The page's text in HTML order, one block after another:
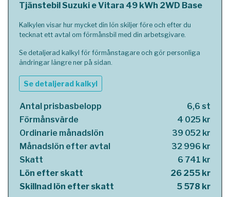
Tjänstebil Suzuki e Vitara 49 kWh 2WD Base
Kalkylen visar hur mycket din lön skiljer före och efter du
tecknat ett avtal om förmånsbil med din arbetsgivare.
Se detaljerad kalkyl för förmånstagare och gör personliga
ändringar längre ner på sidan.
Se detaljerad kalkyl
Antal prisbasbelopp
6,6 st
Förmånsvärde
4 025 kr
Ordinarie månadslön
39 052 kr
Månadslön efter avtal
32 996 kr
Skatt
6 741 kr
Lön efter skatt
26 255 kr
Skillnad lön efter skatt
5 578 kr